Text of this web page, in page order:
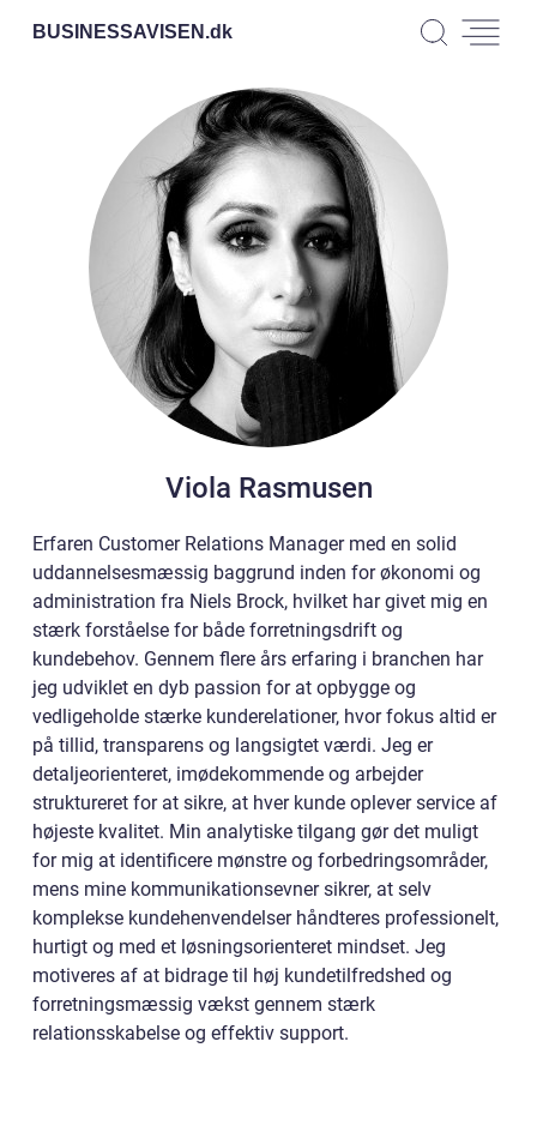
BUSINESSAVISEN.dk
Viola Rasmusen
Erfaren Customer Relations Manager med en solid
uddannelsesmæssig baggrund inden for økonomi og
administration fra Niels Brock, hvilket har givet mig en
stærk forståelse for både forretningsdrift og
kundebehov. Gennem flere års erfaring i branchen har
jeg udviklet en dyb passion for at opbygge og
vedligeholde stærke kunderelationer, hvor fokus altid er
på tillid, transparens og langsigtet værdi. Jeg er
detaljeorienteret, imødekommende og arbejder
struktureret for at sikre, at hver kunde oplever service af
højeste kvalitet. Min analytiske tilgang gør det muligt
for mig at identificere mønstre og forbedringsområder,
mens mine kommunikationsevner sikrer, at selv
komplekse kundehenvendelser håndteres professionelt,
hurtigt og med et løsningsorienteret mindset. Jeg
motiveres af at bidrage til høj kundetilfredshed og
forretningsmæssig vækst gennem stærk
relationsskabelse og effektiv support.